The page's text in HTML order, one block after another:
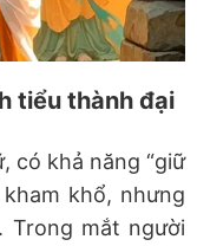
tiểu thành đại
có khả năng “giữ
khổ, nhưng
Trong mắt người